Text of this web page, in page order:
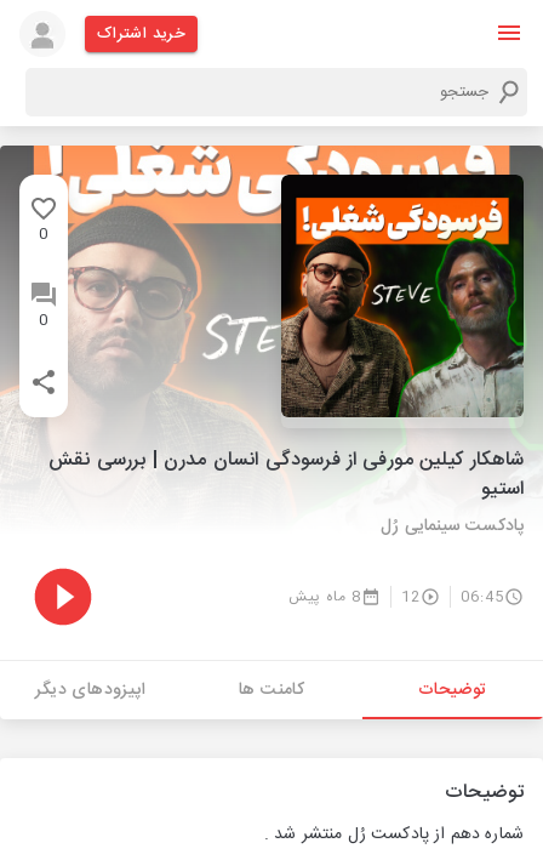
خرید اشتراک
0
0
شاهکار کیلین مورفی از فرسودگی انسان مدرن | بررسی نقش
استیو
پادکست سینمایی رُل
06:45
12 8 ماه پیش
توضیحات کامنت ها اپیزودهای دیگر
توضیحات
شماره‌ دهم از پادکست رُل منتشر شد .